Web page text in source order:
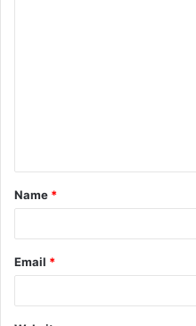
t
*
Name *
Email *